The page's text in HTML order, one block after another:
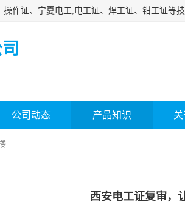
公司动态 产品知识 关
西安电工证复审，